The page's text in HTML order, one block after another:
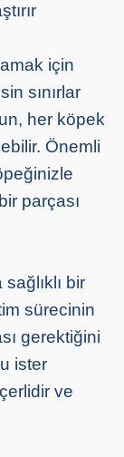
için
sınırlar
her köpek
Önemli
parçası
bir
sürecinin
gerektiğini
ister
ve